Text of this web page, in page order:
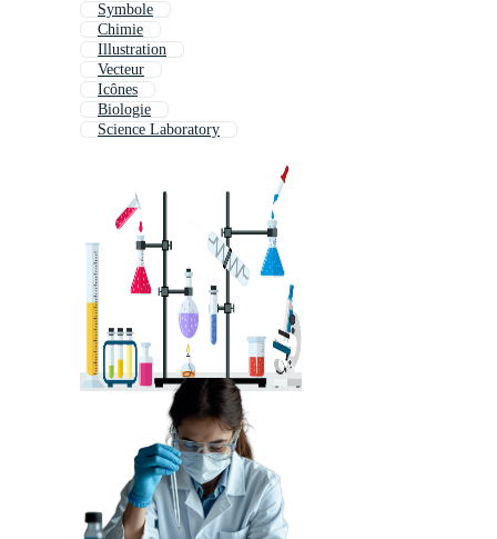
Symbole
Chimie
Illustration
Vecteur
Icônes
Biologie
Science Laboratory